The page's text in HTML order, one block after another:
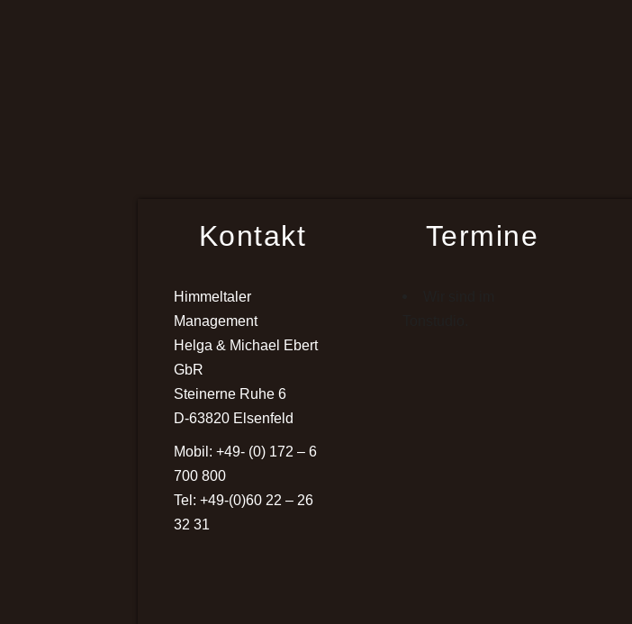
Kontakt
Himmeltaler
Management
Helga & Michael Ebert
GbR
Steinerne Ruhe 6
D-63820 Elsenfeld
Mobil: +49- (0) 172 – 6
700 800
Tel: +49-(0)60 22 – 26
32 31
Termine